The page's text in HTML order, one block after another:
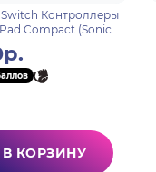
Контроллеры
Compact (Sonic)
В КОРЗИНУ